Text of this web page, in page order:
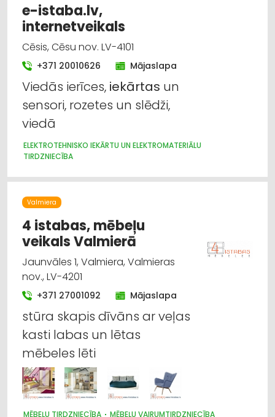
e-istaba.lv,
internetveikals
Cēsis, Cēsu nov. LV-4101
+371 20010626 Mājaslapa
Viedās ierīces, iekārtas un
sensori, rozetes un slēdži,
viedā
ELEKTROTEHNISKO IEKĀRTU UN ELEKTROMATERIĀLU
TIRDZNIECĪBA
Valmiera
4 istabas, mēbeļu
veikals Valmierā
Jaunvāles 1, Valmiera, Valmieras
nov., LV-4201
+371 27001092 Mājaslapa
stūra skapis dīvāns ar veļas
kasti labas un lētas
mēbeles lēti
MĒBEĻU TIRDZNIECĪBA MĒBEĻU VAIRUMTIRDZNIECĪBA